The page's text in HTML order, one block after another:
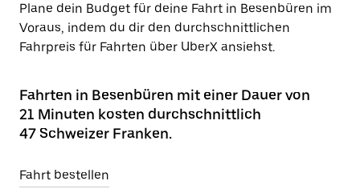
Plane dein Budget für deine Fahrt in Besenbüren im
Voraus, indem du dir den durchschnittlichen
Fahrpreis für Fahrten über UberX ansiehst.
Fahrten in Besenbüren mit einer Dauer von
21 Minuten kosten durchschnittlich
47 Schweizer Franken.
Fahrt bestellen